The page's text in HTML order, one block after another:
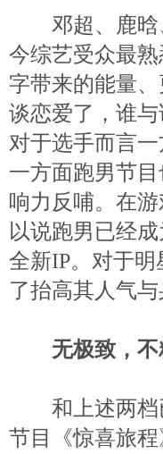
邓超、鹿晗
今综艺受众最
字带来的能量
谈恋爱了，谁
对于选手而言
一方面跑男节
响力反哺。在
以说跑男已经
全新IP。对于
了抬高其人气与
无极致，不
和上述两档
节目《惊喜旅